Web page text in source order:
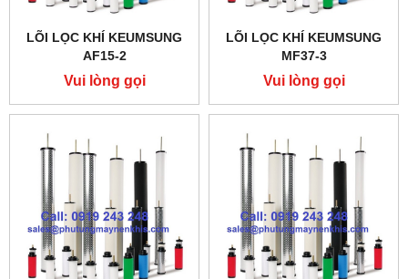
LÕI LỌC KHÍ KEUMSUNG
AF15-2
Vui lòng gọi
LÕI LỌC KHÍ KEUMSUNG
MF37-3
Vui lòng gọi